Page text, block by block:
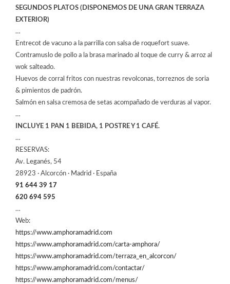
SEGUNDOS PLATOS (DISPONEMOS DE UNA GRAN TERRAZA
EXTERIOR)
…
Entrecot de vacuno a la parrilla con salsa de roquefort suave.
Contramuslo de pollo a la brasa marinado al toque de curry & arroz al
wok salteado.
Huevos de corral fritos con nuestras revolconas, torreznos de soria
& pimientos de padrón.
Salmón en salsa cremosa de setas acompañado de verduras al vapor.
…
INCLUYE 1 PAN 1 BEBIDA, 1 POSTRE Y 1 CAFÉ.
…
RESERVAS:
Av. Leganés, 54
28923 · Alcorcón · Madrid · España
91 644 39 17
620 694 595
…
Web:
https://www.amphoramadrid.com
https://www.amphoramadrid.com/carta-amphora/
https://www.amphoramadrid.com/terraza_en_alcorcon/
https://www.amphoramadrid.com/contactar/
https://www.amphoramadrid.com/menus/